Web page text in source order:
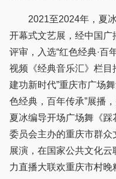
2021至2024年，夏冰
开幕式文艺展，经中国
评审，入选“红色经典·百
视频《经典音乐汇》栏目
建功新时代”重庆市广场
色经典，百年传承”展播
夏冰编导开场广场舞《
委员会主办的重庆市群
展演，在国家公共文化云
力直播大联欢重庆市村晚